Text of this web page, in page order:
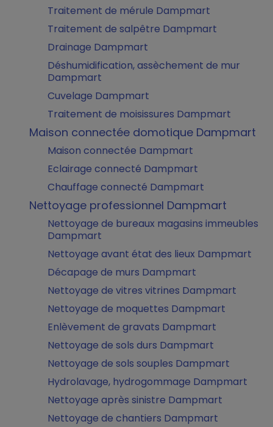
Traitement de mérule Dampmart
Traitement de salpêtre Dampmart
Drainage Dampmart
Déshumidification, assèchement de mur
Dampmart
Cuvelage Dampmart
Traitement de moisissures Dampmart
Maison connectée domotique Dampmart
Maison connectée Dampmart
Eclairage connecté Dampmart
Chauffage connecté Dampmart
Nettoyage professionnel Dampmart
Nettoyage de bureaux magasins immeubles
Dampmart
Nettoyage avant état des lieux Dampmart
Décapage de murs Dampmart
Nettoyage de vitres vitrines Dampmart
Nettoyage de moquettes Dampmart
Enlèvement de gravats Dampmart
Nettoyage de sols durs Dampmart
Nettoyage de sols souples Dampmart
Hydrolavage, hydrogommage Dampmart
Nettoyage après sinistre Dampmart
Nettoyage de chantiers Dampmart